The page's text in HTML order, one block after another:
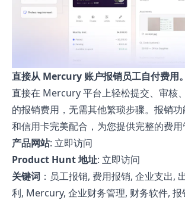
直接从 Mercury 账户报销员工自付费用。
直接在 Mercury 平台上轻松提交、审核
的报销费用，无需其他繁琐步骤。报销
和信用卡完美配合，为您提供完整的费用
产品网站: 立即访问
Product Hunt 地址: 立即访问
关键词 ：员工报销, 费用报销, 企业支出,
利, Mercury, 企业财务管理, 财务软件, 报